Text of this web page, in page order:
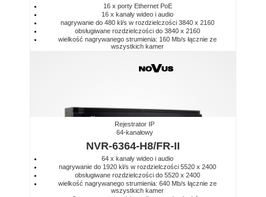
16 x porty Ethernet PoE
16 x kanały wideo i audio
nagrywanie do 480 kl/s w rozdzielczości 3840 x 2160
obsługiwane rozdzielczości do 3840 x 2160
wielkość nagrywanego strumienia: 160 Mb/s łącznie ze
wszystkich kamer
Rejestrator IP
64-kanałowy
NVR-6364-H8/FR-II
64 x kanały wideo i audio
nagrywanie do 1920 kl/s w rozdzielczości 5520 x 2400
obsługiwane rozdzielczości do 5520 x 2400
wielkość nagrywanego strumienia: 640 Mb/s łącznie ze
wszystkich kamer